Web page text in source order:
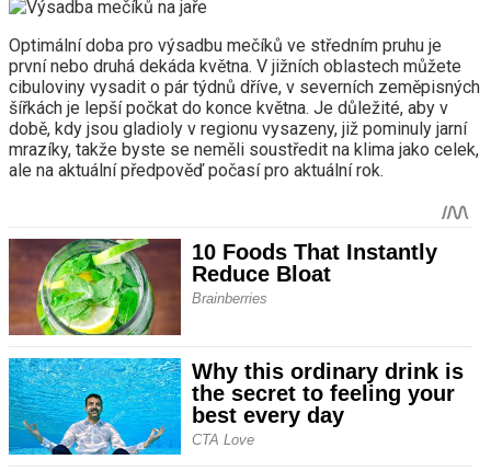
Optimální doba pro výsadbu mečíků ve středním pruhu je
první nebo druhá dekáda května. V jižních oblastech můžete
cibuloviny vysadit o pár týdnů dříve, v severních zeměpisných
šířkách je lepší počkat do konce května. Je důležité, aby v
době, kdy jsou gladioly v regionu vysazeny, již pominuly jarní
mrazíky, takže byste se neměli soustředit na klima jako celek,
ale na aktuální předpověď počasí pro aktuální rok.